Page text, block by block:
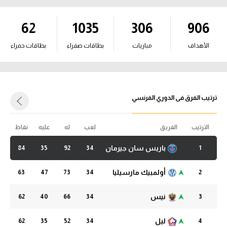
ركن الألعاب
الدوري الإنجليزي الممتاز
الدوري الإسباني
الدوري الإيطالي
الدوري الألماني
الدوري الفرنسي
ركن الألعاب
الدوري المصري
الدوري الإسباني
الدوري الإيطالي
906
الأهداف
306
مباريات
1035
بطاقات صفراء
62
بطاقات حمراء
ترتيب الفرق فى الدوري الفرنسي
الترتيب الفريق لعب له عليه نقاط
1 باريس سان جيرمان 34
92
35
84
2 أولمبيك مارسيليا 34
73
47
63
3 نيس 34
66
40
62
4 ليل 34
52
35
62